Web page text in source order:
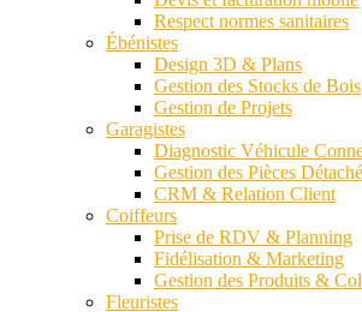
Respect normes sanitaires
Ébénistes
Design 3D & Plans
Gestion des Stocks de Bois
Gestion de Projets
Garagistes
Diagnostic Véhicule
Gestion des Pièces
CRM & Relation Client
Coiffeurs
Prise de RDV & Planning
Fidélisation & Marketing
Gestion des Produits &
Fleuristes